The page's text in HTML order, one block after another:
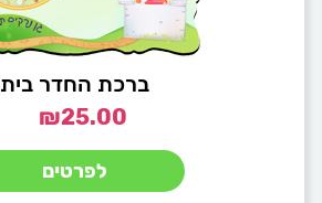
ברכת החדר בית
₪25.00
לפרטים